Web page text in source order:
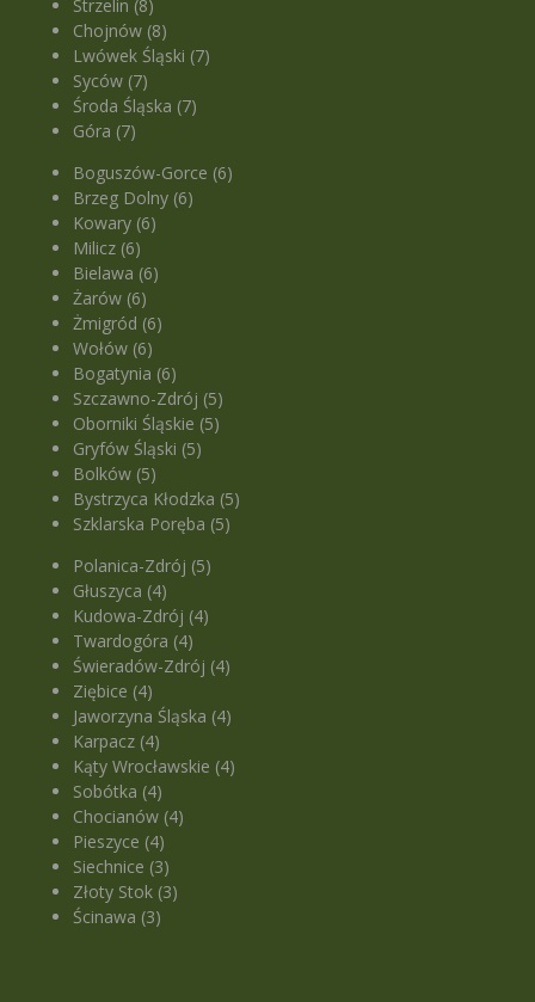
Strzelin (8)
Chojnów (8)
Lwówek Śląski (7)
Syców (7)
Środa Śląska (7)
Góra (7)
Boguszów-Gorce (6)
Brzeg Dolny (6)
Kowary (6)
Milicz (6)
Bielawa (6)
Żarów (6)
Żmigród (6)
Wołów (6)
Bogatynia (6)
Szczawno-Zdrój (5)
Oborniki Śląskie (5)
Gryfów Śląski (5)
Bolków (5)
Bystrzyca Kłodzka (5)
Szklarska Poręba (5)
Polanica-Zdrój (5)
Głuszyca (4)
Kudowa-Zdrój (4)
Twardogóra (4)
Świeradów-Zdrój (4)
Ziębice (4)
Jaworzyna Śląska (4)
Karpacz (4)
Kąty Wrocławskie (4)
Sobótka (4)
Chocianów (4)
Pieszyce (4)
Siechnice (3)
Złoty Stok (3)
Ścinawa (3)